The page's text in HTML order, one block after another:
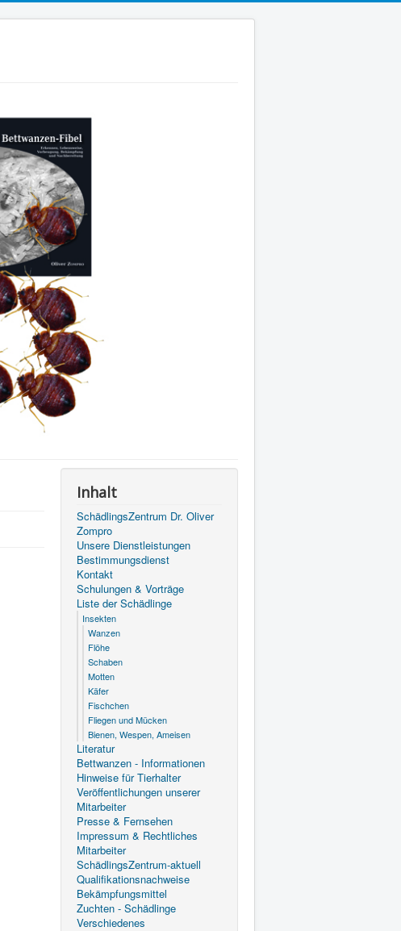
Inhalt
SchädlingsZentrum Dr. Oliver
Zompro
Unsere Dienstleistungen
Bestimmungsdienst
Kontakt
Schulungen & Vorträge
Liste der Schädlinge
Insekten
Wanzen
Flöhe
Schaben
Motten
Käfer
Fischchen
Fliegen und Mücken
Bienen, Wespen, Ameisen
Literatur
Bettwanzen - Informationen
Hinweise für Tierhalter
Veröffentlichungen unserer
Mitarbeiter
Presse & Fernsehen
Impressum & Rechtliches
Mitarbeiter
SchädlingsZentrum-aktuell
Qualifikationsnachweise
Bekämpfungsmittel
Zuchten - Schädlinge
Verschiedenes